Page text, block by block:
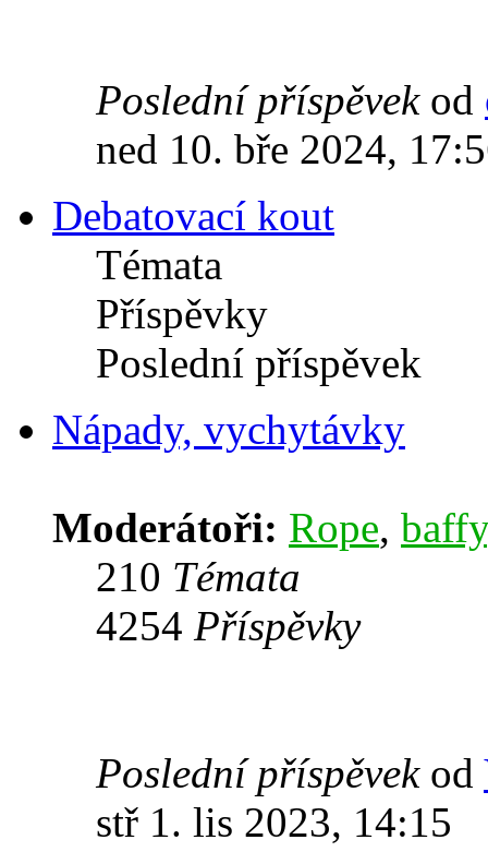
Poslední příspěvekod
ned 10. bře 2024,
Debatovací kout
Témata
Příspěvky
Poslední příspěvek
Nápady, vychytávky
Moderátoři: Rope, baffy
210 Témata
4254 Příspěvky
Poslední příspěvekod
stř 1. lis 2023, 14:15